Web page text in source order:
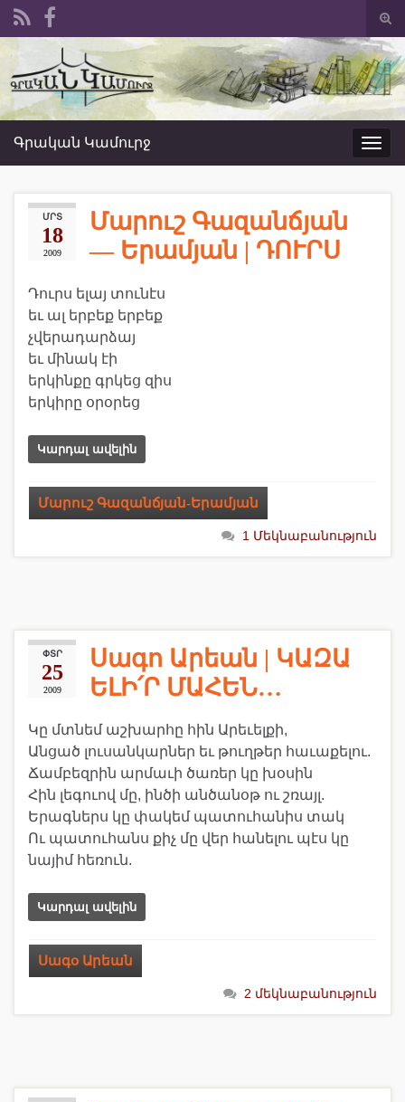
form
Search for:
Գրական Կամուրջ
ՄՐՏ
18
2009
Մարուշ Գազանճյան
— Երամյան | ԴՈՒՐՍ
Դուրս ելայ տունէս
եւ ալ երբեք երբեք
չվերադարձայ
եւ մինակ էի
երկինքը գրկեց զիս
երկիրը օրօրեց
Կարդալ ավելին
Մարուշ Գազանճյան-Երամյան
1 Մեկնաբանություն
ՓՏՐ
25
2009
Սագո Արեան | ԿԱԶԱ
ԵԼԻ՛Ր ՄԱՀԵՆ…
Կը մտնեմ աշխարհը հին Արեւելքի,
Անցած լուսանկարներ եւ թուղթեր հաւաքելու.
Ճամբեզրին արմաւի ծառեր կը խօսին
Հին լեգուով մը, ինծի անծանօթ ու շռայլ.
Երագներս կը փակեմ պատուհանիս տակ
Ու պատուհանս քիչ մը վեր հանելու պէս կը
նայիմ հեռուն.
Կարդալ ավելին
Սագօ Արեան
2 մեկնաբանություն